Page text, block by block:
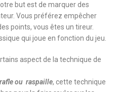
but est de marquer des
Vous préférez empêcher
points, vous êtes un tireur.
qui joue en fonction du jeu.
aspect de la technique de
rafle ou raspaille, cette technique